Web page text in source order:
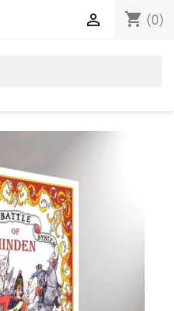
shopping_cart (0)
